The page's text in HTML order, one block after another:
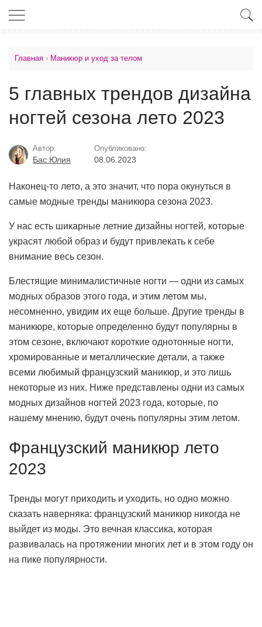
Главная › Маникюр и уход за телом
5 главных трендов дизайна
ногтей сезона лето 2023
Автор:
Бас Юлия
Опубликовано:
08.06.2023
Наконец-то лето, а это значит, что пора окунуться в
самые модные тренды маникюра сезона 2023.
У нас есть шикарные летние дизайны ногтей, которые
украсят любой образ и будут привлекать к себе
внимание весь сезон.
Блестящие минималистичные ногти — одни из самых
модных образов этого года, и этим летом мы,
несомненно, увидим их еще больше. Другие тренды в
маникюре, которые определенно будут популярны в
этом сезоне, включают короткие однотонные ногти,
хромированные и металлические детали, а также
всеми любимый французский маникюр, и это лишь
некоторые из них. Ниже представлены одни из самых
модных дизайнов ногтей 2023 года, которые, по
нашему мнению, будут очень популярны этим летом.
Французский маникюр лето
2023
Тренды могут приходить и уходить, но одно можно
сказать наверняка: французский маникюр никогда не
выйдет из моды. Это вечная классика, которая
развивалась на протяжении многих лет и в этом году он
на пике популярности.